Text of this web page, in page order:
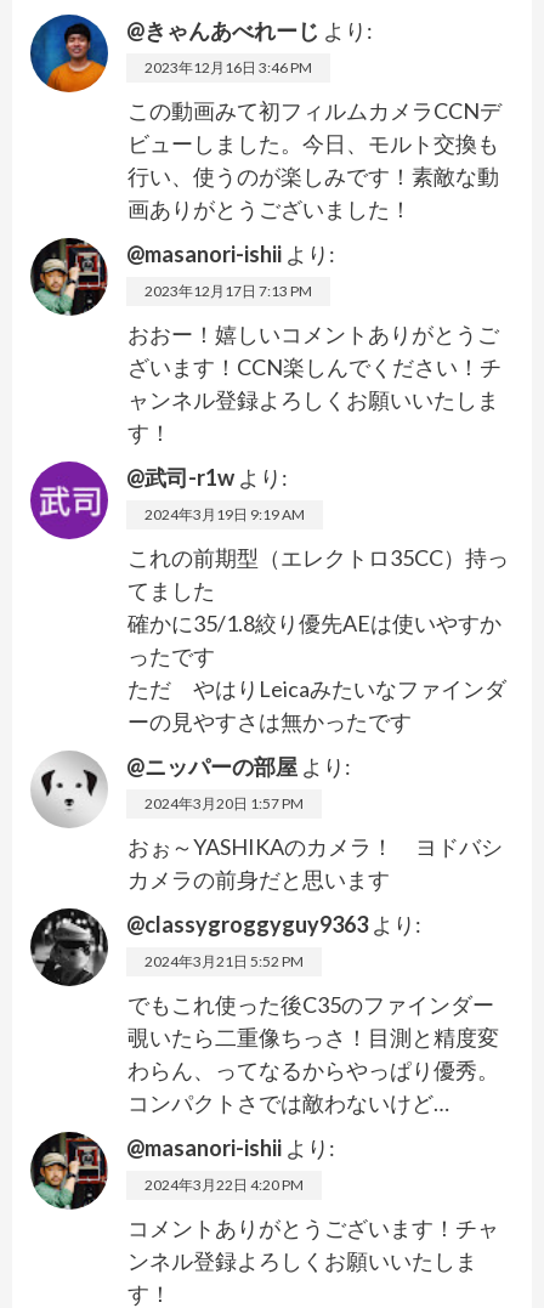
@きゃんあべれーじ より:
2023年12月16日 3:46 PM
この動画みて初フィルムカメラCCNデ
ビューしました。今日、モルト交換も
行い、使うのが楽しみです！素敵な動
画ありがとうございました！
@masanori-ishii より:
2023年12月17日 7:13 PM
おおー！嬉しいコメントありがとうご
ざいます！CCN楽しんでください！チ
ャンネル登録よろしくお願いいたしま
す！
@武司-r1w より:
2024年3月19日 9:19 AM
これの前期型（エレクトロ35CC）持っ
てました
確かに35/1.8絞り優先AEは使いやすか
ったです
ただ やはりLeicaみたいなファインダ
ーの見やすさは無かったです
@ニッパーの部屋 より:
2024年3月20日 1:57 PM
おぉ～YASHIKAのカメラ！ ヨドバシ
カメラの前身だと思います
@classygroggyguy9363 より:
2024年3月21日 5:52 PM
でもこれ使った後C35のファインダー
覗いたら二重像ちっさ！目測と精度変
わらん、ってなるからやっぱり優秀。
コンパクトさでは敵わないけど…
@masanori-ishii より:
2024年3月22日 4:20 PM
コメントありがとうございます！チャ
ンネル登録よろしくお願いいたしま
す！